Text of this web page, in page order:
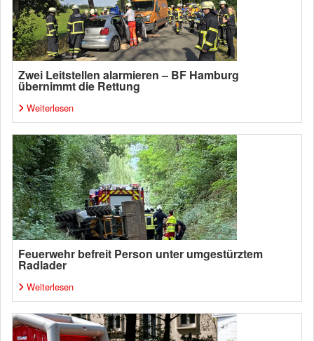
Zwei Leitstellen alarmieren – BF Hamburg
übernimmt die Rettung
Weiterlesen
Feuerwehr befreit Person unter umgestürztem
Radlader
Weiterlesen